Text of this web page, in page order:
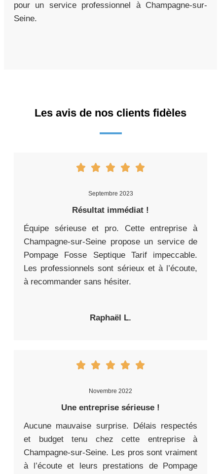
pour un service professionnel à Champagne-sur-
Seine.
Les avis de nos clients fidèles
Septembre 2023
Résultat immédiat !
Équipe sérieuse et pro. Cette entreprise à
Champagne-sur-Seine propose un service de
Pompage Fosse Septique Tarif impeccable.
Les professionnels sont sérieux et à l’écoute,
à recommander sans hésiter.
Raphaël L.
Novembre 2022
Une entreprise sérieuse !
Aucune mauvaise surprise. Délais respectés
et budget tenu chez cette entreprise à
Champagne-sur-Seine. Les pros sont vraiment
à l’écoute et leurs prestations de Pompage